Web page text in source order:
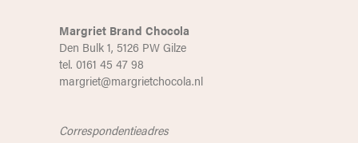
Margriet Brand Chocola
Den Bulk 1, 5126 PW Gilze
tel. 0161 45 47 98
margriet@margrietchocola.nl
Correspondentieadres